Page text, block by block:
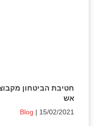
חטיבת הביטחון
אש
Blog | 15/02/2021